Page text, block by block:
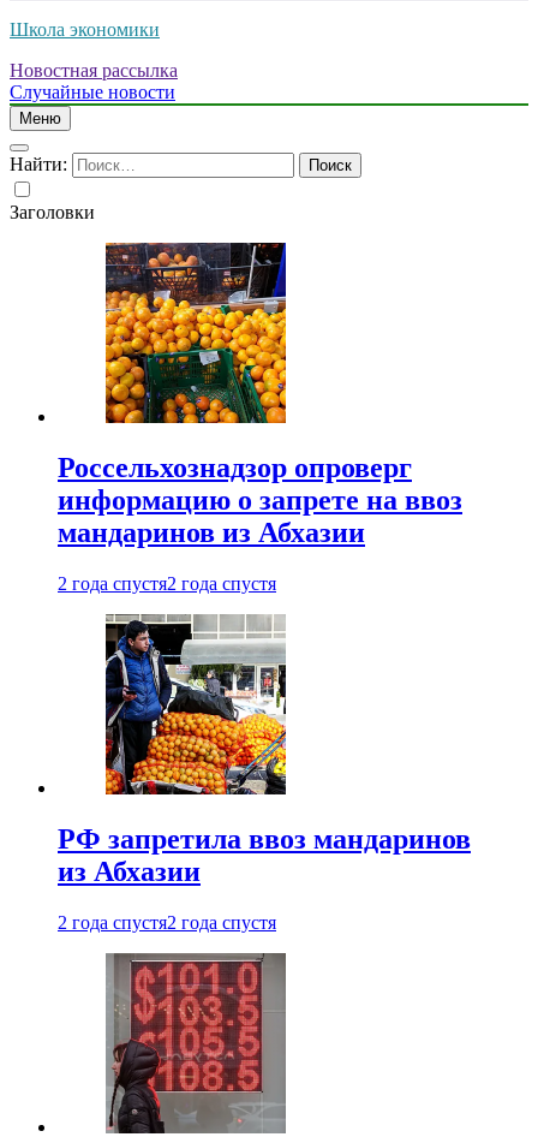
Школа экономики
Новостная рассылка
Случайные новости
Меню
Найти:
Заголовки
Россельхознадзор опроверг
информацию о запрете на ввоз
мандаринов из Абхазии
2 года спустя2 года спустя
РФ запретила ввоз мандаринов
из Абхазии
2 года спустя2 года спустя